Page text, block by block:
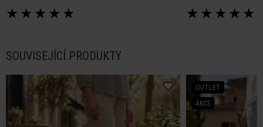
★ ★ ★ ★ ★ ★ ★ ★ ★ ★
SOUVISEJÍCÍ PRODUKTY
OUTLET
AKCE